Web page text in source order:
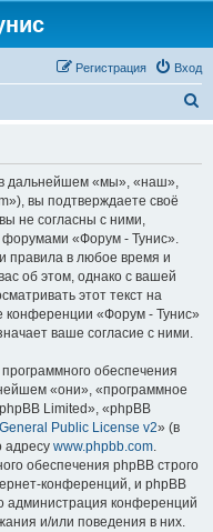
Вход
Регистрация
дальнейшем «мы», «наш»,
вы подтверждаете своё
не согласны с ними,
форумами «Форум - Тунис».
правила в любое время и
об этом, однако с вашей
этот текст на
конференции «Форум - Тунис»
ваше согласие с ними.
обеспечения
«они», «программное
Limited», «phpBB
Public License v2» (в
адресу www.phpbb.com.
обеспечения phpBB строго
конференций, и phpBB
администрация конференций
и/или поведения в них.